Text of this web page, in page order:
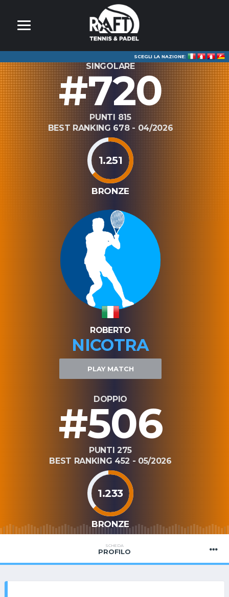
SCEGLI LA NAZIONE:
SINGOLARE
#720
PUNTI 815
BEST RANKING 678 - 04/2026
1.251
BRONZE
ROBERTO
NICOTRA
PLAY MATCH
DOPPIO
#506
PUNTI 275
BEST RANKING 452 - 05/2026
1.233
BRONZE
SCHEDA
PROFILO